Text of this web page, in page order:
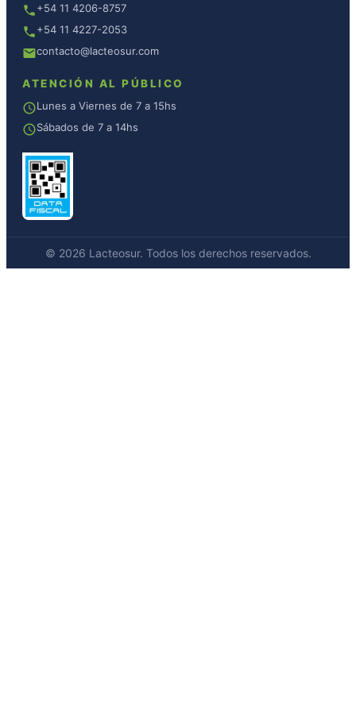
+54 11 4206-8757
+54 11 4227-2053
contacto@lacteosur.com
ATENCIÓN AL PÚBLICO
Lunes a Viernes de 7 a 15hs
Sábados de 7 a 14hs
© 2026 Lacteosur. Todos los derechos reservados.